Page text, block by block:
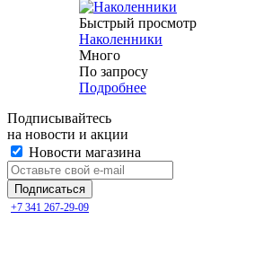
Быстрый просмотр
Наколенники
Много
По запросу
Подробнее
Подписывайтесь
на новости и акции
Новости магазина
+7 341 267-29-09